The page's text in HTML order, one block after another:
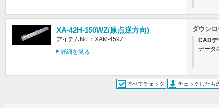
XA-42H-150WZ(原点逆方向)
アイテムNo.：XAM-459Z
詳細を見る
ダウンロ
CADデ
データ
すべてチェック チェックしたも